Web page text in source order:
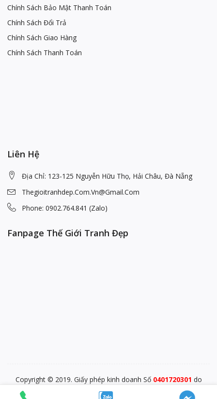
Chính Sách Bảo Mật Thanh Toán
Chính Sách Đổi Trả
Chính Sách Giao Hàng
Chính Sách Thanh Toán
Liên Hệ
Địa Chỉ: 123-125 Nguyễn Hữu Thọ, Hải Châu, Đà Nẵng
Thegioitranhdep.com.vn@gmail.com
Phone: 0902.764.841 (Zalo)
Fanpage Thế Giới Tranh Đẹp
Copyright © 2019. Giấy phép kinh doanh Số 0401720301 do
PĐKKD Sở KHĐT TP. Đà Nẵng cấp ngày 28/12/2015